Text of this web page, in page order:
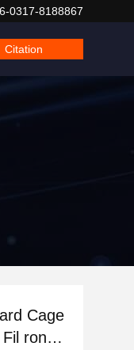
0317-8188867
Citation
Cage
rond